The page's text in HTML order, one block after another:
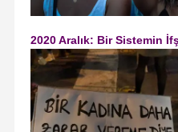
2020 Aralık: Bir Sistemin